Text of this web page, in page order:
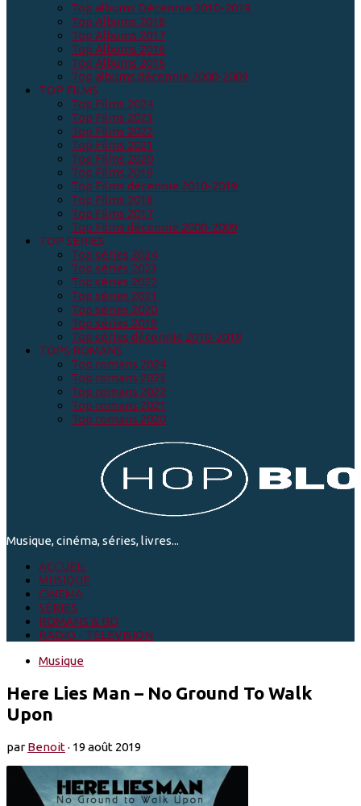
Top albums Décennie 2010-2019
Top Albums 2018
Top Albums 2017
Top Albums 2016
Top Albums 2015
Top albums décennie 2000-2009
TOP FILMS
Top Films 2024
Top Films 2023
Top Films 2022
Top Films 2021
Top Films 2020
Top Films 2019
Top Films décennie 2010-2019
Top Films 2018
Top Films 2017
Top Films décennie 2000-2009
TOP SERIES
Top séries 2024
Top séries 2023
Top séries 2022
Top séries 2021
Top séries 2020
Top séries 2019
Top séries décennie 2010-2019
TOPS ROMANS
Top romans 2024
Top romans 2023
Top romans 2022
Top romans 2021
Top romans 2020
Musique, cinéma, séries, livres...
ACCUEIL
MUSIQUE
CINEMA
SÉRIES
ROMANS & BD
RADIO - TELEVISION
Musique
Here Lies Man – No Ground To Walk
Upon
parBenoit· 19 août 2019